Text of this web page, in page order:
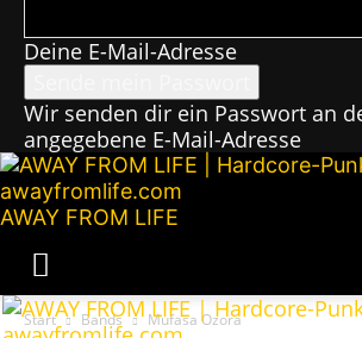
Deine E-Mail-Adresse
Wir senden dir ein Passwort an
angegebene E-Mail-Adresse
AWAY FROM LIFE
Start Bands Mufasa Ozora